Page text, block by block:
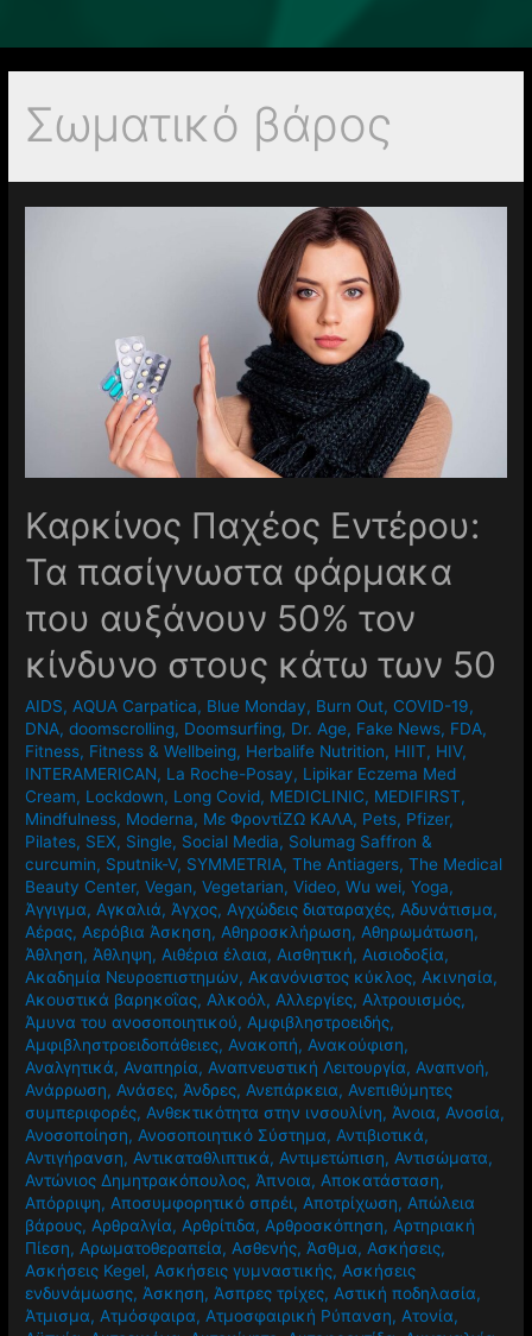
Σωματικό βάρος
Καρκίνος Παχέος Εντέρου:
Τα πασίγνωστα φάρμακα
που αυξάνουν 50% τον
κίνδυνο στους κάτω των 50
AIDS, AQUA Carpatica, Blue Monday, Burn Out, COVID-19,
DNA,doomscrolling, Doomsurfing, Dr. Age, Fake News, FDA,
Fitness, Fitness & Wellbeing, Herbalife Nutrition, HIIT, HIV,
INTERAMERICAN, La Roche-Posay, Lipikar Eczema Med
Cream, Lockdown, Long Covid, MEDICLINIC, MEDIFIRST,
Mindfulness, Moderna, Mε ΦροντίΖΩ ΚΑΛΑ, Pets, Pfizer,
Pilates, SEX, Single, Social Media, Solumag Saffron &
curcumin, Sputnik-V, SYMMETRIA,The Antiagers,The Medical
Beauty Center,Vegan,Vegetarian,Video,Wu wei,Yoga,
Άγγιγμα, Αγκαλιά, Άγχος, Αγχώδεις διαταραχές, Αδυνάτισμα,
Αέρας, Αερόβια Άσκηση, Αθηροσκλήρωση, Αθηρωμάτωση,
Άθληση, Άθληψη, Αιθέρια έλαια, Αισθητική, Αισιοδοξία,
Ακαδημία Νευροεπιστημών, Ακανόνιστος κύκλος, Ακινησία,
Ακουστικά βαρηκοΐας, Αλκοόλ, Αλλεργίες, Αλτρουισμός,
Άμυνα του ανοσοποιητικού, Αμφιβληστροειδής,
Αμφιβληστροειδοπάθειες, Ανακοπή, Ανακούφιση,
Αναλγητικά, Αναπηρία, Αναπνευστική Λειτουργία, Αναπνοή,
Ανάρρωση, Ανάσες, Άνδρες, Ανεπάρκεια, Ανεπιθύμητες
συμπεριφορές, Ανθεκτικότητα στην ινσουλίνη, Άνοια, Ανοσία,
Ανοσοποίηση, Ανοσοποιητικό Σύστημα, Αντιβιοτικά,
Αντιγήρανση, Αντικαταθλιπτικά, Αντιμετώπιση, Αντισώματα,
Αντώνιος Δημητρακόπουλος, Άπνοια, Αποκατάσταση,
Απόρριψη, Αποσυμφορητικό σπρέι, Αποτρίχωση, Απώλεια
βάρους, Αρθραλγία, Αρθρίτιδα, Αρθροσκόπηση, Αρτηριακή
Πίεση, Αρωματοθεραπεία, Ασθενής, Άσθμα, Ασκήσεις,
Ασκήσεις Kegel, Ασκήσεις γυμναστικής, Ασκήσεις
ενδυνάμωσης, Άσκηση, Άσπρες τρίχες, Αστική ποδηλασία,
Άτμισμα, Ατμόσφαιρα, Ατμοσφαιρική Ρύπανση, Ατονία,